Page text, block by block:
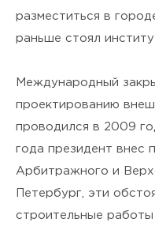
разместиться в
раньше стоял
Международный
проектированию
проводился в 2009
года президент внес
Арбитражного и
Петербург, эти
строительные работы